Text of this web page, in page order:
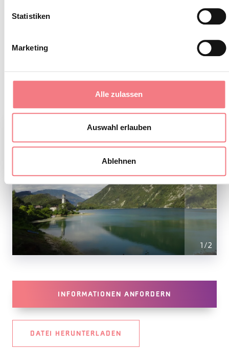
Statistiken
Marketing
Alle zulassen
Auswahl erlauben
Ablehnen
Es wird empfohlen, sich über mögliche
1 /2
INFORMATIONEN ANFORDERN
DATEI HERUNTERLADEN